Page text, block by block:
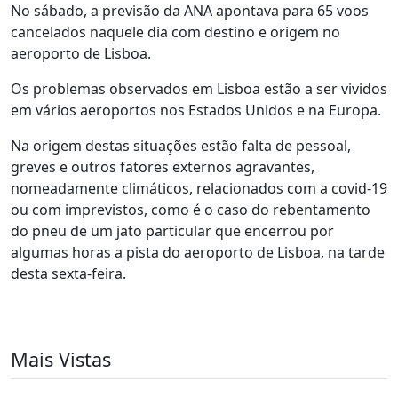
No sábado, a previsão da ANA apontava para 65 voos
cancelados naquele dia com destino e origem no
aeroporto de Lisboa.
Os problemas observados em Lisboa estão a ser vividos
em vários aeroportos nos Estados Unidos e na Europa.
Na origem destas situações estão falta de pessoal,
greves e outros fatores externos agravantes,
nomeadamente climáticos, relacionados com a covid-19
ou com imprevistos, como é o caso do rebentamento
do pneu de um jato particular que encerrou por
algumas horas a pista do aeroporto de Lisboa, na tarde
desta sexta-feira.
Mais Vistas